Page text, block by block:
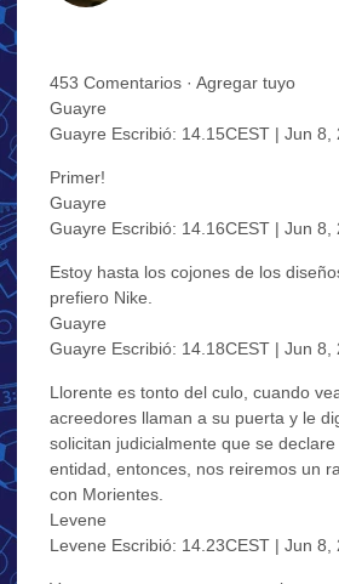
453 Comentarios · Agregar tuyo
Guayre
Guayre Escribió: 14.15CEST | Jun 8,
Primer!
Guayre
Guayre Escribió: 14.16CEST | Jun 8,
Estoy hasta los cojones de los
prefiero Nike.
Guayre
Guayre Escribió: 14.18CEST | Jun 8,
Llorente es tonto del culo, cuando
acreedores llaman a su puerta y le
solicitan judicialmente que se
entidad, entonces, nos reiremos un
con Morientes.
Levene
Levene Escribió: 14.23CEST | Jun 8,